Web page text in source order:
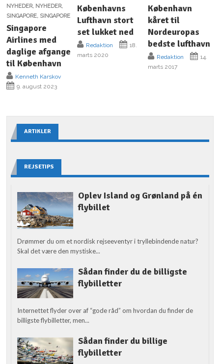
NYHEDER, NYHEDER,
SINGAPORE SINGAPORE
Singapore
Airlines med
daglige afgange
til København
Kenneth Karskov
9. august 2023
Københavns
Lufthavn stort
set lukket ned
Redaktion
18.
marts 2020
København
kåret til
Nordeuropas
bedste lufthavn
Redaktion
14.
marts 2017
ARTIKLER
REJSETIPS
Oplev Island og Grønland på én
flybillet
Drømmer du om et nordisk rejseeventyr i tryllebindende natur?
Skal det være den mystiske...
Sådan finder du de billigste
flybilletter
Internettet flyder over af “gode råd” om hvordan du finder de
billigste flybilletter, men...
Sådan finder du billige
flybilletter